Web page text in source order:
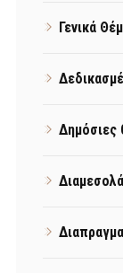
Γενικά
Δημόσιες